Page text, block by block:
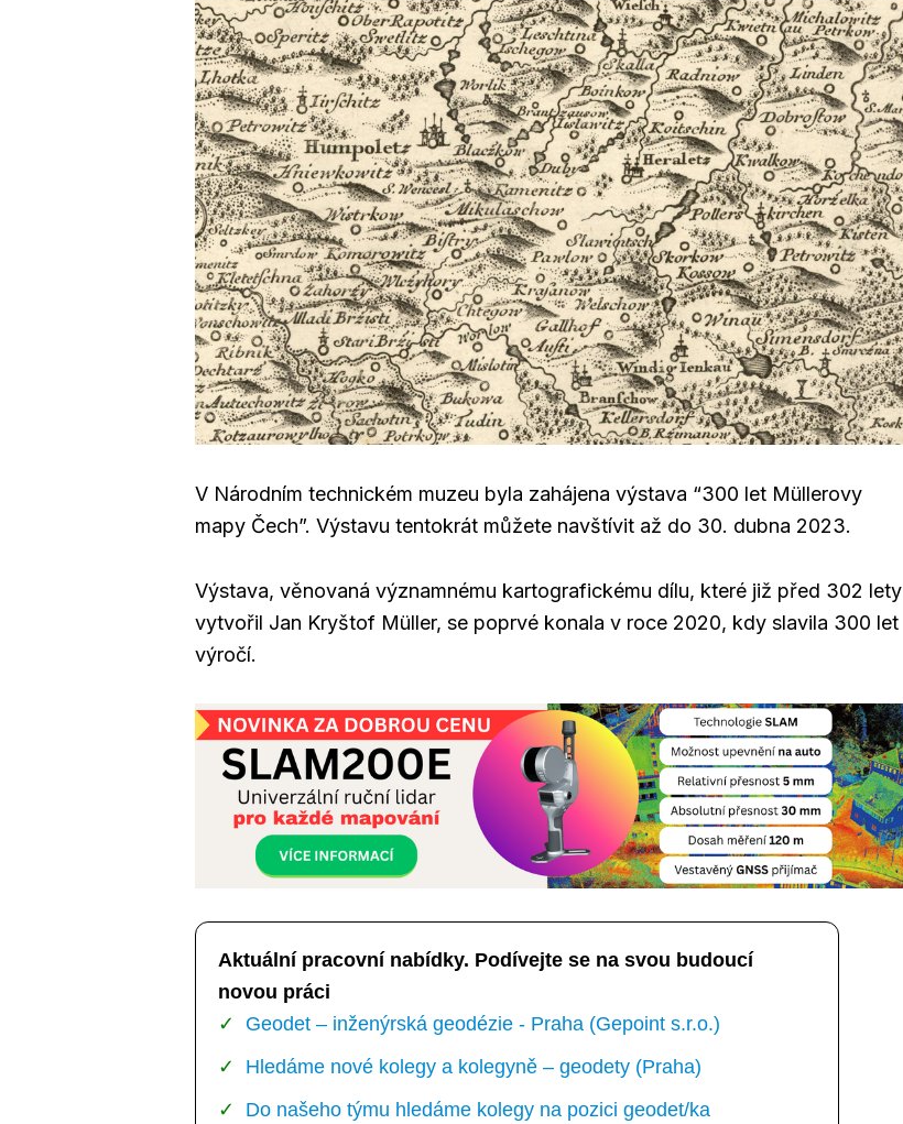
V Národním technickém muzeu byla zahájena výstava “300 let Müllerovy
mapy Čech”. Výstavu tentokrát můžete navštívit až do 30. dubna 2023.
Výstava, věnovaná významnému kartografickému dílu, které již před 302 lety
vytvořil Jan Kryštof Müller, se poprvé konala v roce 2020, kdy slavila 300 let
výročí.
Aktuální pracovní nabídky. Podívejte se na svou budoucí
novou práci
Geodet – inženýrská geodézie - Praha (Gepoint s.r.o.)
Hledáme nové kolegy a kolegyně – geodety (Praha)
Do našeho týmu hledáme kolegy na pozici geodet/ka